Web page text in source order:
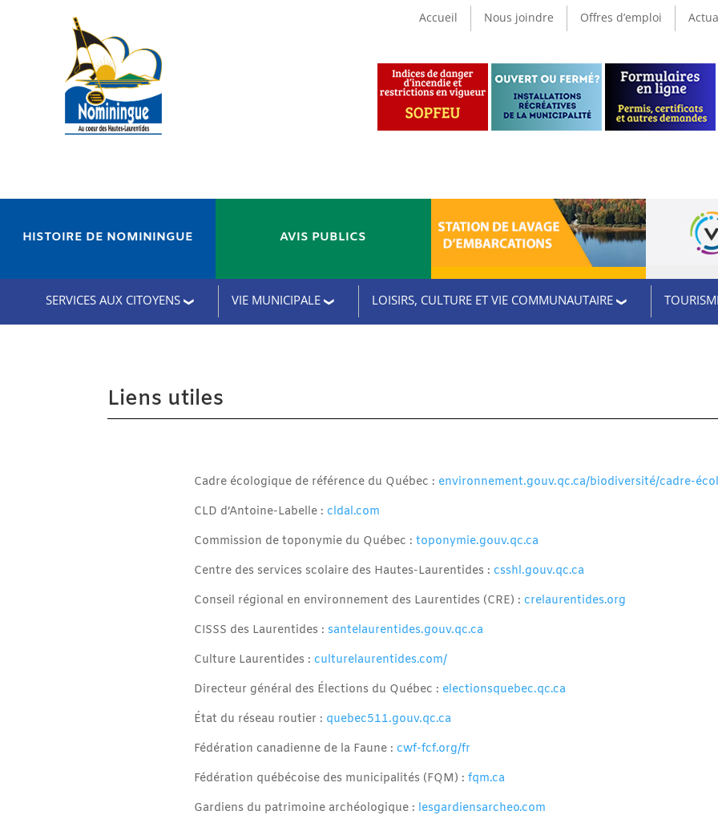
Accueil Nous joindre Offres d’emploi
HISTOIRE DE NOMININGUE AVIS PUBLICS
SERVICES AUX CITOYENS
VIE MUNICIPALE LOISIRS, CULTURE ET VIE COMMUNAUTAIRE
Liens utiles
Cadre écologique de référence du Québec : environnement.gouv.qc.ca/biodiversité/cadre-
CLD d’Antoine-Labelle : cldal.com
Commission de toponymie du Québec : toponymie.gouv.qc.ca
Centre des services scolaire des Hautes-Laurentides : csshl.gouv.qc.ca
Conseil régional en environnement des Laurentides (CRE) : crelaurentides.org
CISSS des Laurentides : santelaurentides.gouv.qc.ca
Culture Laurentides : culturelaurentides.com/
Directeur général des Élections du Québec : electionsquebec.qc.ca
État du réseau routier : quebec511.gouv.qc.ca
Fédération canadienne de la Faune : cwf-fcf.org/fr
Fédération québécoise des municipalités (FQM) : fqm.ca
Gardiens du patrimoine archéologique : lesgardiensarcheo.com